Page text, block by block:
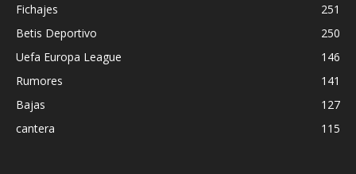
Fichajes
251
Betis Deportivo
250
Uefa Europa League
146
Rumores
141
Bajas
127
cantera
115